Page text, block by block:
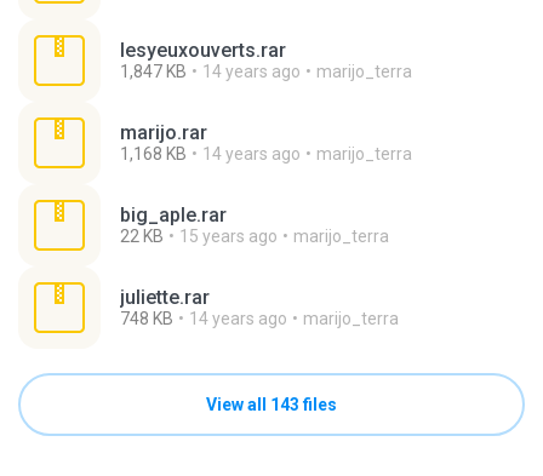
lesyeuxouverts.rar
1,847 KB 14 years ago marijo_terra
marijo.rar
1,168 KB 14 years ago marijo_terra
big_aple.rar
22 KB 15 years ago marijo_terra
juliette.rar
748 KB 14 years ago marijo_terra
View all 143 files